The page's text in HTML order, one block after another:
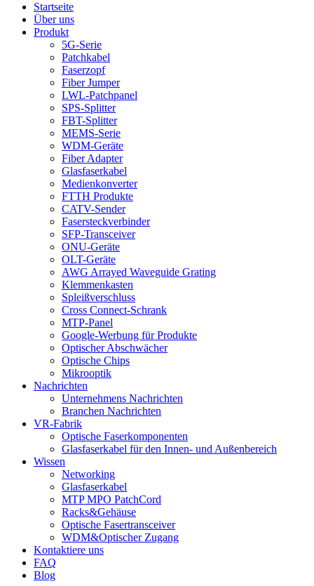
Startseite
Über uns
Produkt
5G-Serie
Patchkabel
Faserzopf
Fiber Jumper
LWL-Patchpanel
SPS-Splitter
FBT-Splitter
MEMS-Serie
WDM-Geräte
Fiber Adapter
Glasfaserkabel
Medienkonverter
FTTH Produkte
CATV-Sender
Fasersteckverbinder
SFP-Transceiver
ONU-Geräte
OLT-Geräte
AWG Arrayed Waveguide Grating
Klemmenkasten
Spleißverschluss
Cross Connect-Schrank
MTP-Panel
Google-Werbung für Produkte
Optischer Abschwächer
Optische Chips
Mikrooptik
Nachrichten
Unternehmens Nachrichten
Branchen Nachrichten
VR-Fabrik
Optische Faserkomponenten
Glasfaserkabel für den Innen- und Außenbereich
Wissen
Networking
Glasfaserkabel
MTP MPO PatchCord
Racks&Gehäuse
Optische Fasertransceiver
WDM&Optischer Zugang
Kontaktiere uns
FAQ
Blog